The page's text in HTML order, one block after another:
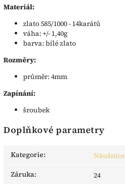
Materiál:
zlato 585/1000 - 14karátů
váha: +/- 1,40g
barva: bílé zlato
Rozměry:
průměr: 4mm
Zapínání:
šroubek
Doplňkové parametry
Kategorie:
Záruka: 24